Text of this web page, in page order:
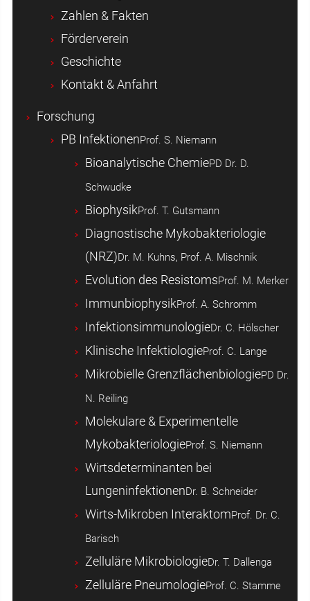
Zahlen & Fakten
Förderverein
Geschichte
Kontakt & Anfahrt
Forschung
PB InfektionenProf. S. Niemann
Bioanalytische ChemiePD Dr. D.
Schwudke
BiophysikProf. T. Gutsmann
Diagnostische Mykobakteriologie
(NRZ)Dr. M. Kuhns, Prof. A. Mischnik
Evolution des ResistomsProf. M. Merker
ImmunbiophysikProf. A. Schromm
InfektionsimmunologieDr. C. Hölscher
Klinische InfektiologieProf. C. Lange
Mikrobielle GrenzflächenbiologiePD Dr.
N. Reiling
Molekulare & Experimentelle
MykobakteriologieProf. S. Niemann
Wirtsdeterminanten bei
LungeninfektionenDr. B. Schneider
Wirts-Mikroben InteraktomProf. Dr. C.
Barisch
Zelluläre MikrobiologieDr. T. Dallenga
Zelluläre PneumologieProf. C. Stamme